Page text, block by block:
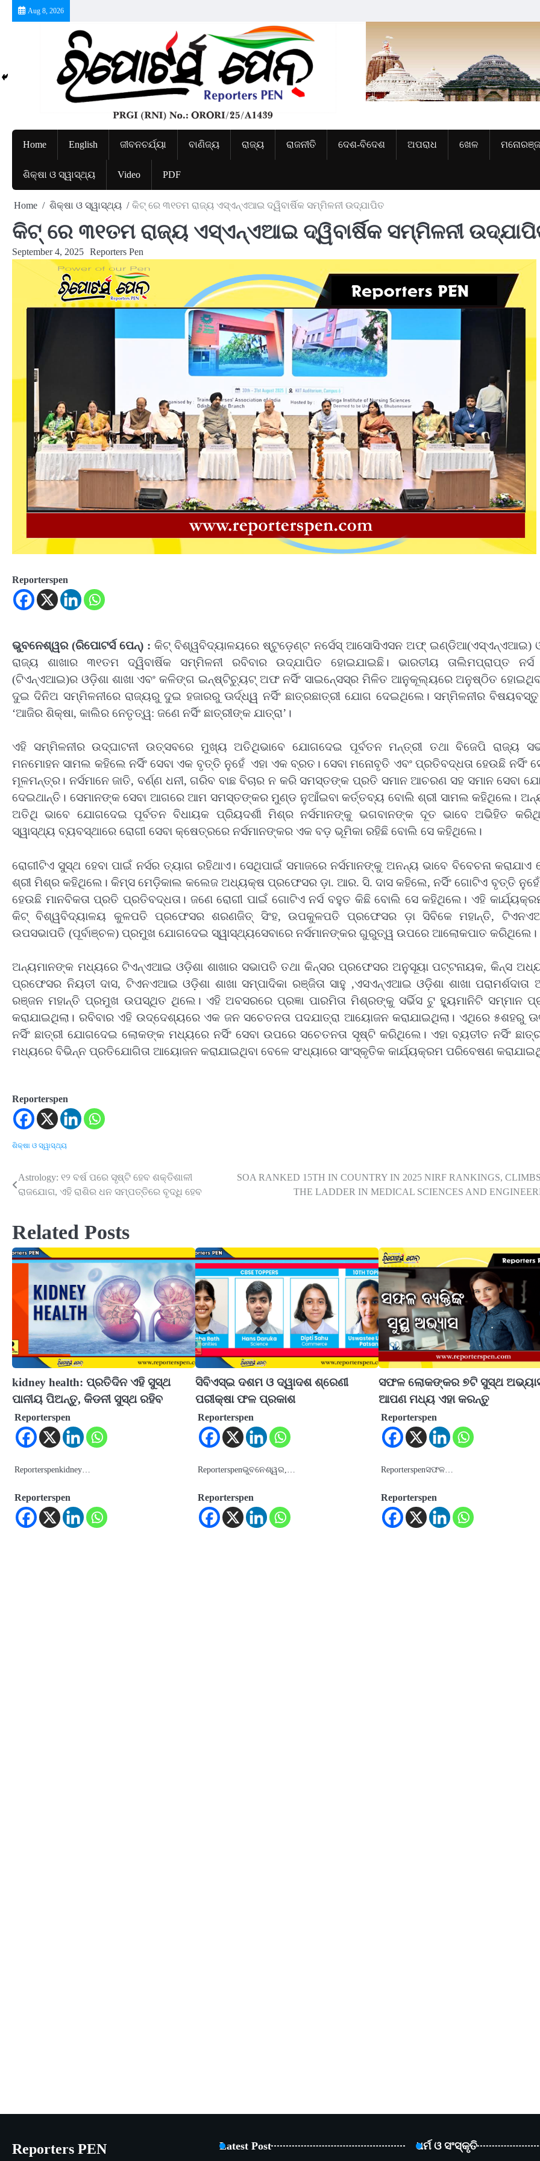
Aug 8, 2026
Home English ଜୀବନଚର୍ଯ୍ୟା ବାଣିଜ୍ୟ ରାଜ୍ୟ ରାଜନୀତି ଦେଶ-ବିଦେଶ ଅପରାଧ ଖେଳ
ଶିକ୍ଷା ଓ ସ୍ୱାସ୍ଥ୍ୟ Video PDF
Home ଶିକ୍ଷା ଓ ସ୍ୱାସ୍ଥ୍ୟ କିଟ୍‍ ରେ ୩୧ତମ ରାଜ୍ୟ ଏସ୍‍ଏନ୍‍ଏଆଇ ଦ୍ୱିବାର୍ଷିକ ସମ୍ମିଳନୀ ଉଦ୍‍ଯାପିତ
କିଟ୍‍ ରେ ୩୧ତମ ରାଜ୍ୟ ଏସ୍‍ଏନ୍‍ଏଆଇ ଦ୍ୱିବାର୍ଷିକ ସମ୍ମିଳନୀ
September 4, 2025 Reporters Pen
Reporterspen
ଭୁବନେଶ୍ୱର (ରିପୋଟର୍ସ ପେନ୍‌) : କିଟ୍‍ ବିଶ୍ୱବିଦ୍ୟାଳୟରେ ଷ୍ଟୁଡ଼େଣ୍ଟ ନର୍ସେସ୍‍ ଆସୋସିଏସନ ଅଫ୍‍ ଇଣ୍ଡିଆ(ଏସ୍‍ଏନ୍‍ଏଆଇ)
ରାଜ୍ୟ ଶାଖାର ୩୧ତମ ଦ୍ୱିବାର୍ଷିକ ସମ୍ମିଳନୀ ରବିବାର ଉଦ୍‍ଯାପିତ ହୋଇଯାଇଛି। ଭାରତୀୟ ତାଲିମପ୍ରାପ୍ତ ନର୍ସ
(ଟିଏନ୍‍ଏଆଇ)ର ଓଡ଼ିଶା ଶାଖା ଏବଂ କଳିଙ୍ଗ ଇନ୍‍ଷ୍ଟିଚ୍ୟୁଟ୍‍ ଅଫ ନର୍ସିଂ ସାଇନ୍‍ସେସ୍‍ର ମିଳିତ ଆନୁକୂଲ୍ୟରେ ଅନୁଷ୍ଠିତ
ଦୁଇ ଦିନିଅ ସମ୍ମିଳନୀରେ ରାଜ୍ୟରୁ ଦୁଇ ହଜାରରୁ ଊର୍ଦ୍ଧ୍ୱ ନର୍ସିଂ ଛାତ୍ରଛାତ୍ରୀ ଯୋଗ ଦେଇଥିଲେ। ସମ୍ମିଳନୀର ବିଷୟବସ୍ତୁ
‘ଆଜିର ଶିକ୍ଷା, କାଲିର ନେତୃତ୍ୱ: ଜଣେ ନର୍ସିଂ ଛାତ୍ରୀଙ୍କ ଯାତ୍ରା’।
ଏହି ସମ୍ମିଳନୀର ଉଦ୍‍ଘାଟନୀ ଉତ୍ସବରେ ମୁଖ୍ୟ ଅତିଥିଭାବେ ଯୋଗଦେଇ ପୂର୍ବତନ ମନ୍ତ୍ରୀ ତଥା ବିଜେପି ରାଜ୍ୟ
ମନମୋହନ ସାମଲ କହିଲେ ନର୍ସିଂ ସେବା ଏକ ବୃତ୍ତି ନୁହେଁ ଏହା ଏକ ବ୍ରତ। ସେବା ମନୋବୃତି ଏବଂ ପ୍ରତିବଦ୍ଧତା ହେଉଛି ନର୍ସିଂ
ମୂଳମନ୍ତ୍ର। ନର୍ସମାନେ ଜାତି, ବର୍ଣ୍ଣ ଧନୀ,ଗରିବ ବାଛ ବିଚାର ନ କରି ସମସ୍ତଙ୍କ ପ୍ରତି ସମାନ ଆଚରଣ ସହ ସମାନ ସେବା
ଦେଇଥାନ୍ତି। ସେମାନଙ୍କ ସେବା ଆଗରେ ଆମ ସମସ୍ତଙ୍କର ମୁଣ୍ଡ ନୁଆଁଇବା କର୍ତ୍ତବ୍ୟ ବୋଲି ଶ୍ରୀ ସାମଲ କହିଥିଲେ।
ଅତିଥି ଭାବେ ଯୋଗଦେଇ ପୂର୍ବତନ ବିଧାୟକ ପ୍ରିୟଦର୍ଶୀ ମିଶ୍ର ନର୍ସମାନଙ୍କୁ ଭଗବାନଙ୍କ ଦୂତ ଭାବେ ଅଭିହିତ
ସ୍ୱାସ୍ଥ୍ୟ ବ୍ୟବସ୍ଥାରେ ରୋଗୀ ସେବା କ୍ଷେତ୍ରରେ ନର୍ସମାନଙ୍କର ଏକ ବଡ଼ ଭୂମିକା ରହିଛି ବୋଲି ସେ କହିଥିଲେ।
ରୋଗୀଟିଏ ସୁସ୍ଥ ହେବା ପାଇଁ ନର୍ସର ତ୍ୟାଗ ରହିଥାଏ। ସେଥିପାଇଁ ସମାଜରେ ନର୍ସମାନଙ୍କୁ ଅନନ୍ୟ ଭାବେ ବିବେଚନା କରାଯାଏ
ଶ୍ରୀ ମିଶ୍ର କହିଥିଲେ। କିମ୍‍ସ ମେଡ଼ିକାଲ କଲେଜ ଅଧ୍ୟକ୍ଷ ପ୍ରଫେସର ଡ଼ା. ଆର. ସି. ଦାସ କହିଲେ,ନର୍ସିଂ ଗୋଟିଏ ବୃତ୍ତି ନୁହେଁ
ହେଉଛି ମାନବିକତା ପ୍ରତି ପ୍ରତିବଦ୍ଧତା। ଜଣେ ରୋଗୀ ପାଇଁ ଗୋଟିଏ ନର୍ସ ବହୁତ କିଛି ବୋଲି ସେ କହିଥିଲେ। ଏହି
କିଟ୍‍ ବିଶ୍ୱବିଦ୍ୟାଳୟ କୁଳପତି ପ୍ରଫେସର ଶରଣଜିତ୍‍ ସିଂହ,ଉପକୁଳପତି ପ୍ରଫେସର ଡ଼ା ସିବିକେ ମହାନ୍ତି,
ଉପସଭାପତି (ପୂର୍ବାଞ୍ଚଳ) ପ୍ରମୁଖ ଯୋଗଦେଇ ସ୍ୱାସ୍ଥ୍ୟସେବାରେ ନର୍ସମାନଙ୍କର ଗୁରୁତ୍ୱ ଉପରେ ଆଲୋକପାତ କରିଥିଲେ।
ଅନ୍ୟମାନଙ୍କ ମଧ୍ୟରେ ଟିଏନ୍‍ଏଆଇ ଓଡ଼ିଶା ଶାଖାର ସଭାପତି ତଥା କିନ୍‍ସର ପ୍ରଫେସର ଅନୁସୂୟା ପଟ୍ଟନାୟକ,କିନ୍‍ସ
ପ୍ରଫେସର ନିୟତୀ ଦାସ, ଟିଏନଏଆଇ ଓଡ଼ିଶା ଶାଖା ସମ୍ପାଦିକା ରଞ୍ଜିତା ସାହୁ ,ଏସଏନ୍‍ଏଆଇ ଓଡ଼ିଶା ଶାଖା
ରଞ୍ଜନ ମହାନ୍ତି ପ୍ରମୁଖ ଉପସ୍ଥିତ ଥିଲେ। ଏହି ଅବସରରେ ପ୍ରଜ୍ଞା ପାରମିତା ମିଶ୍ରଙ୍କୁ ସର୍ଭିସ ଟୁ ହ୍ୟୁମାନିଟି ସମ୍ମାନ
କରାଯାଇଥିଲା। ରବିବାର ଏହି ଉଦ୍ଦେଶ୍ୟରେ ଏକ ଜନ ସଚେତନତା ପଦଯାତ୍ରା ଆୟୋଜନ କରାଯାଇଥିଲା। ଏଥିରେ ୫ଶହରୁ
ନର୍ସିଂ ଛାତ୍ରୀ ଯୋଗଦେଇ ଲୋକଙ୍କ ମଧ୍ୟରେ ନର୍ସିଂ ସେବା ଉପରେ ସଚେତନତା ସୃଷ୍ଟି କରିଥିଲେ। ଏହା ବ୍ୟତୀତ ନର୍ସିଂ
ମଧ୍ୟରେ ବିଭିନ୍ନ ପ୍ରତିଯୋଗିତା ଆୟୋଜନ କରାଯାଇଥିବା ବେଳେ ସଂଧ୍ୟାରେ ସାଂସ୍କୃତିକ କାର୍ଯ୍ୟକ୍ରମ ପରିବେଷଣ
Reporterspen
ଶିକ୍ଷା ଓ ସ୍ୱାସ୍ଥ୍ୟ
Post
Astrology: ୧୨ ବର୍ଷ ପରେ ସୃଷ୍ଟି ହେବ ଶକ୍ତିଶାଳୀ
ରାଜଯୋଗ, ଏହି ରାଶିର ଧନ ସମ୍ପତ୍ତିରେ ବୃଦ୍ଧି ହେବ
SOA RANKED 15TH IN COUNTRY IN 2025 NIRF RANKINGS,
THE LADDER IN MEDICAL SCIENCES AND
Related Posts
kidney health: ପ୍ରତିଦିନ ଏହି ସୁସ୍ଥ
ପାନୀୟ ପିଅନ୍ତୁ, କିଡନୀ ସୁସ୍ଥ ରହିବ
Reporterspen
Reporterspenkidney…
Reporterspen
ସିବିଏସ୍‍ଇ ଦଶମ ଓ ଦ୍ୱାଦଶ ଶ୍ରେଣୀ
ପରୀକ୍ଷା ଫଳ ପ୍ରକାଶ
Reporterspen
Reporterspenଭୁବନେଶ୍ୱର,…
Reporterspen
ସଫଳ ଲୋକଙ୍କର ୭ଟି ସୁସ୍ଥ
ଆପଣ ମଧ୍ୟ ଏହା କରନ୍ତୁ
Reporterspen
Reporterspenସଫଳ…
Reporterspen
Reporters PEN Latest Post ଧର୍ମ ଓ ସଂସ୍କୃତି